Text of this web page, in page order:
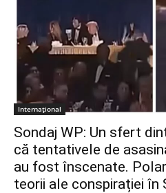
Internațional
Sondaj WP: Un sfert
că tentativele de
au fost înscenate.
teorii ale conspirației în